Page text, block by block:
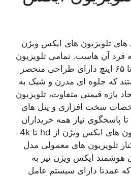
های تلویزیون های ایکس ویژن
فرد آن هاست. تمامی تلویزیون
های ایکس ویژن از ۲۴ تا ۶۵ اینچ دارای طراحی منحصر
که جلوه ای مدرن و شیک به
بازه قیمتی متفاوت، تلویزیون
سخت افزاری و پنل های
پاسخگوی نیاز همه خریداران
باشند. رزولوشن تلویزیون های ایکس ویژن از hd تا 4k
تلویزیون های معمولی مدل
هوشمند ایکس ویژن نیز به
عمدتا دارای سیستم عامل